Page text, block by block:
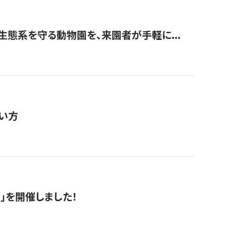
態系を守る動物園を、来園者が手軽に...
方
開催しました！